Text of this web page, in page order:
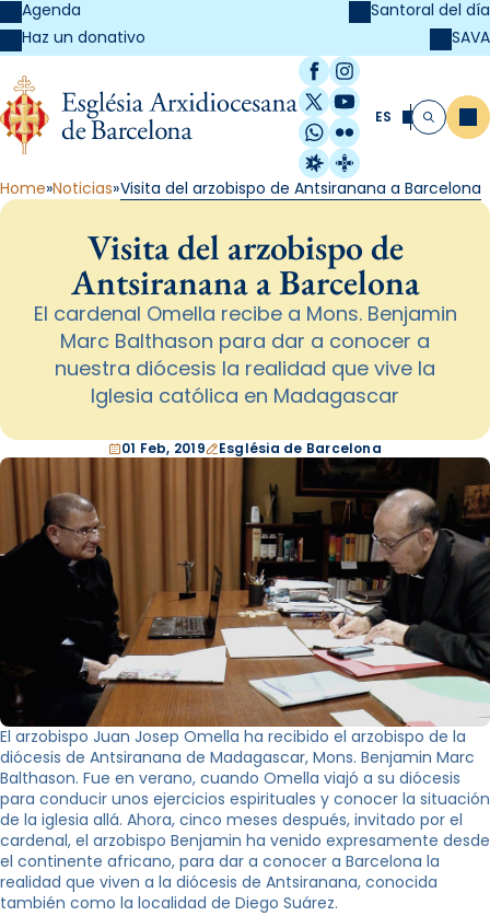
Agenda
Haz un donativo
Santoral del día
SAVA
Facebook
Instagram
X / Twitter
YouTube
WhatsApp
Flickr
Radio Estel
Catalunya
ES Buscar
Home Noticias Visita del arzobispo de Antsiranana a Barcelona
Visita del arzobispo de
Antsiranana a Barcelona
El cardenal Omella recibe a Mons. Benjamin
Marc Balthason para dar a conocer a
nuestra diócesis la realidad que vive la
Iglesia católica en Madagascar
01 Feb, 2019 Església de Barcelona
El arzobispo Juan Josep Omella ha recibido el arzobispo de la
diócesis de Antsiranana de Madagascar, Mons. Benjamin Marc
Balthason. Fue en verano, cuando Omella viajó a su diócesis
para conducir unos ejercicios espirituales y conocer la situación
de la iglesia allá. Ahora, cinco meses después, invitado por el
cardenal, el arzobispo Benjamin ha venido expresamente desde
el continente africano, para dar a conocer a Barcelona la
realidad que viven a la diócesis de Antsiranana, conocida
también como la localidad de Diego Suárez.